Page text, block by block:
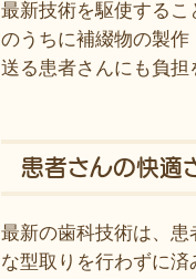
最新技術を駆使するこ
のうちに補綴物の製
送る患者さんにも負担
患者さんの快適
最新の歯科技術は、
な型取りを行わずに